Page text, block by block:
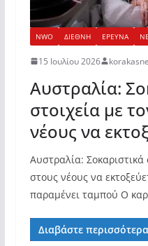
NWO ΔΙΕΘΝΗ ΕΡΕΥΝΑ
15 Ιουλίου 2026
Αυστραλία:
στοιχεία με
νέους να
Αυστραλία: Σοκαριστικά
στους νέους να
παραμένει ταμπού Ο
Διαβάστε περισσότερα